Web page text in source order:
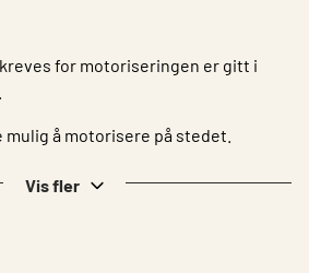
for motoriseringen er gitt i
mulig å motorisere på stedet.
Vis fler